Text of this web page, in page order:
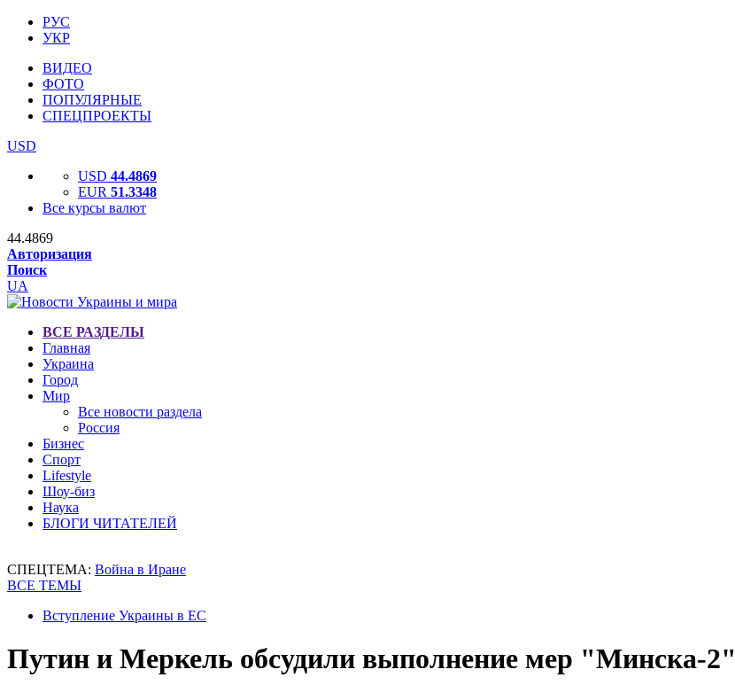
РУС
УКР
ВИДЕО
ФОТО
ПОПУЛЯРНЫЕ
СПЕЦПРОЕКТЫ
USD
USD 44.4869
EUR 51.3348
Все курсы валют
44.4869
Авторизация
Поиск
UA
ВСЕ РАЗДЕЛЫ
Главная
Украина
Город
Мир
Все новости раздела
Россия
Бизнес
Спорт
Lifestyle
Шоу-биз
Наука
БЛОГИ ЧИТАТЕЛЕЙ
СПЕЦТЕМА: Война в Иране
ВСЕ ТЕМЫ
Вступление Украины в ЕС
Путин и Меркель обсудили выполнение мер "Минска-2"